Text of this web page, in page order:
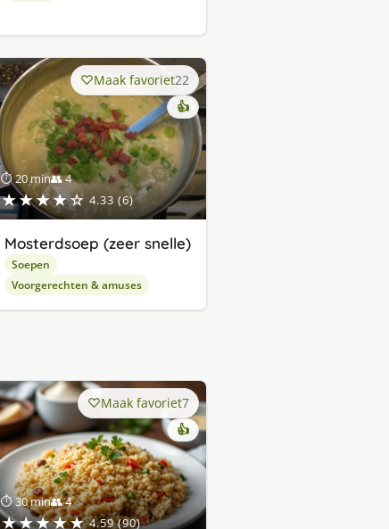
⏱ 20 min👥 4
★★★★☆ 4.33 (6)
Maak favoriet22
👍
Mosterdsoep (zeer snelle)
Soepen
Voorgerechten & amuses
⏱ 30 min👥 4
★★★★★ 4.59 (90)
Maak favoriet7
👍